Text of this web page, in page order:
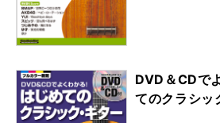
DVD＆CDで
てのクラシッ